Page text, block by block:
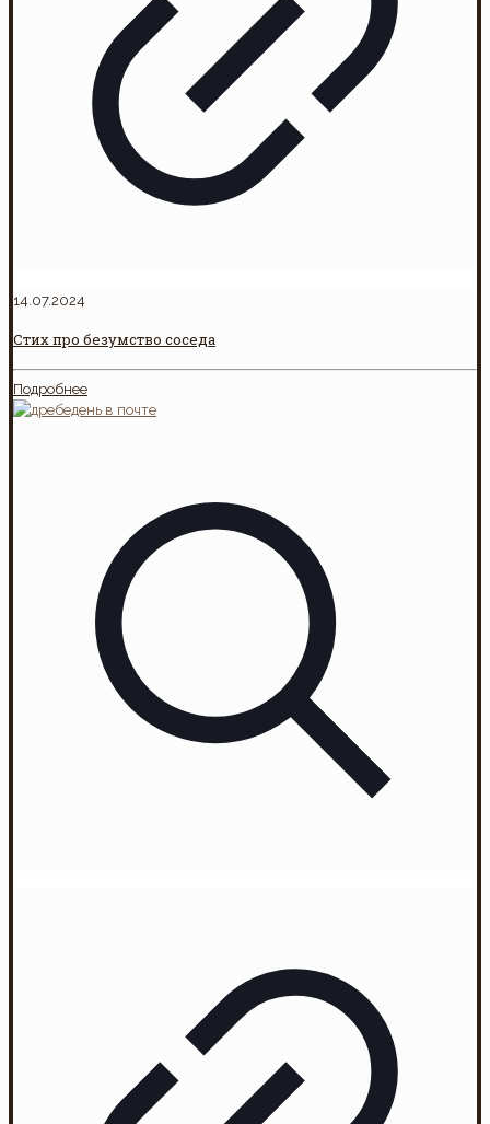
14.07.2024
Стих про безумство соседа
Подробнее